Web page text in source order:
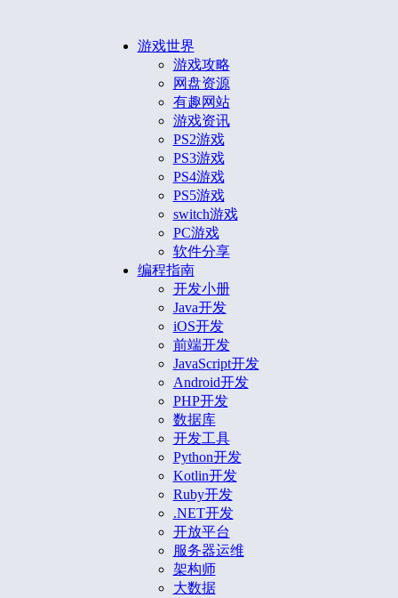
游戏世界
游戏攻略
网盘资源
有趣网站
游戏资讯
PS2游戏
PS3游戏
PS4游戏
PS5游戏
switch游戏
PC游戏
软件分享
编程指南
开发小册
Java开发
iOS开发
前端开发
JavaScript开发
Android开发
PHP开发
数据库
开发工具
Python开发
Kotlin开发
Ruby开发
.NET开发
开放平台
服务器运维
架构师
大数据